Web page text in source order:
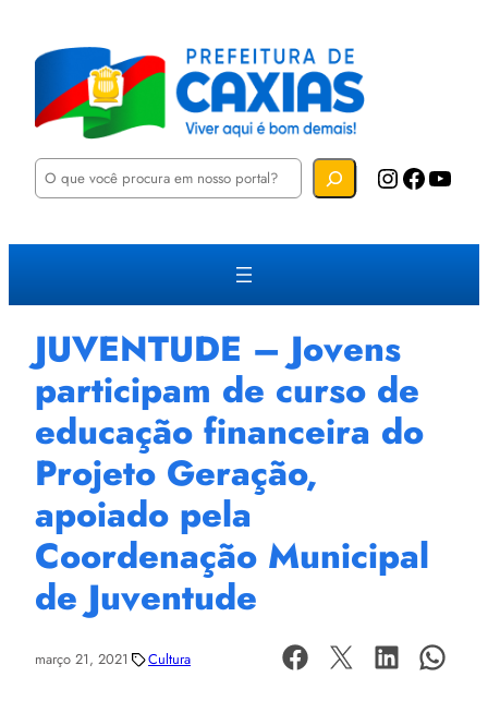
P
u
a
Instagram Facebook YouTube
JUVENTUDE – Jovens
participam de curso de
educação financeira do
Projeto Geração,
apoiado pela
Coordenação Municipal
de Juventude
março 21, 2021 Cultura